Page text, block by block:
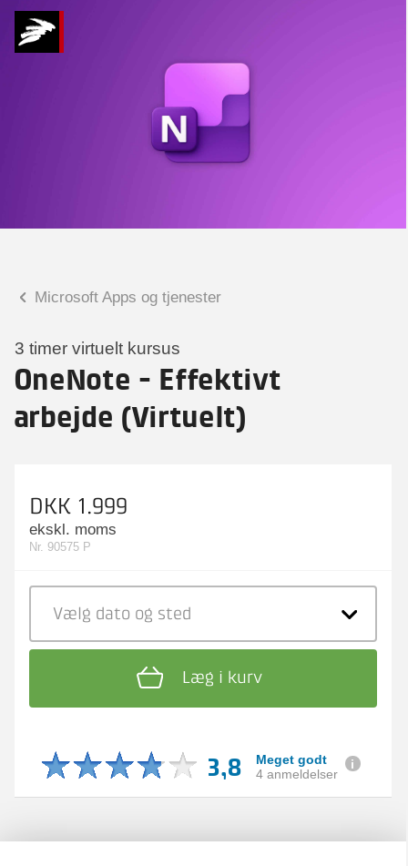
Microsoft Apps og tjenester
3 timer virtuelt kursus
OneNote - Effektivt
arbejde (Virtuelt)
DKK 1.999
ekskl. moms
Nr. 90575 P
Vælg dato og sted
Læg i kurv
3,8
Meget godt
4 anmeldelser
Praktiske spørgsmål
Spørgsmål til tilmelding, forplejning,
Christian Ravn Agergaard
dig med?